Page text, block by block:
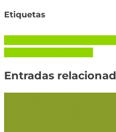
Etiquetas
Entradas